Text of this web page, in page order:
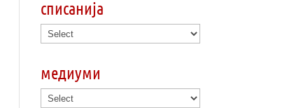
списанија
медиуми